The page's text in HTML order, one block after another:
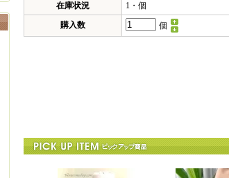
在庫状況
1・個
購入数
個